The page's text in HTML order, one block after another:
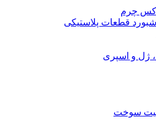
چرم
قطعات پلاستیکی
ژل و اسپری
سوخت